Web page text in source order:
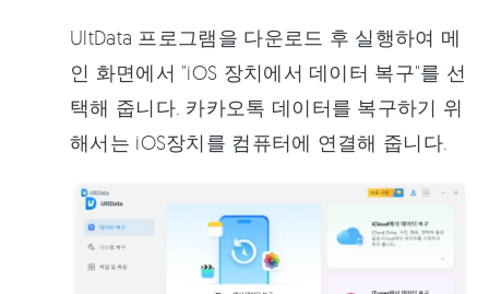
UltData 프로그램을 다운로드 후 실행하여 메
인 화면에서 "iOS 장치에서 데이터 복구"를 선
택해 줍니다. 카카오톡 데이터를 복구하기 위
해서는 iOS장치를 컴퓨터에 연결해 줍니다.